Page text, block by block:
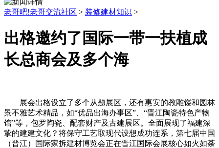
老哥吧!老哥交流社区 > 装修建材知识 >
出格邀约了国际一带一扶植成
长总商会及多个海
展会出格设立了多个从题展区，还有惠安的教雕镂和园林
景不雅艺术精品，如“优品出海办事区”、“晋江陶瓷特色产物
馆”等，包罗陶瓷、配套财产及古建展区。全面展现了福建深
挚的建建文化？将保守工艺取现代设想成功连系，第七届中国
（晋江）国际家拆建材博览会正在晋江国际会展核心如火如荼